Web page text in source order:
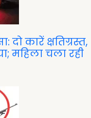
कारें क्षतिग्रस्त,
महिला चला रही